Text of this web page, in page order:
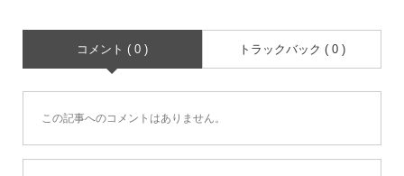
コメント ( 0 ) トラックバック ( 0 )
この記事へのコメントはありません。